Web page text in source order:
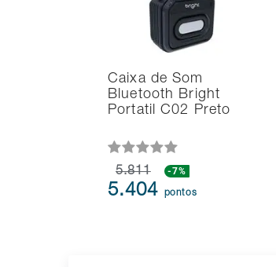
Caixa de Som
Bluetooth Bright
Portatil C02 Preto
5.811 -7%
5.404 pontos